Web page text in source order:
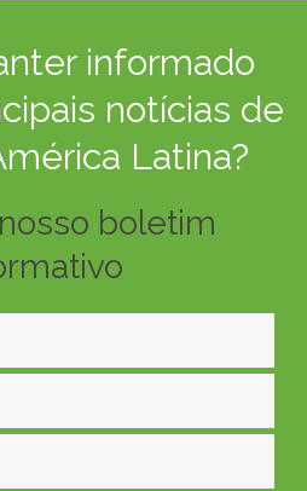
informado
notícias de
Latina?
boletim